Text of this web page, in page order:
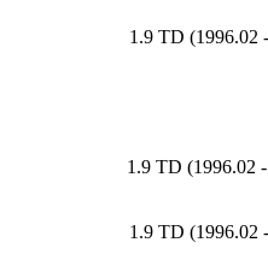
1.9 TD (1996.02
1.9 TD (1996.02
1.9 TD (1996.02